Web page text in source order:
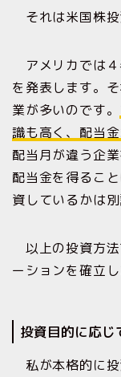
それは米国株投
アメリカでは
を発表します。
業が多いのです。
識も高く、配当
配当月が違う企
配当金を得るこ
資しているかは
以上の投資方
ーションを確立し
投資目的に応じ
私が本格的に